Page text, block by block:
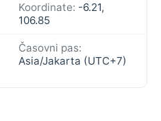
Koordinate: -6.21,
106.85
Časovni pas:
Asia/Jakarta (UTC+7)